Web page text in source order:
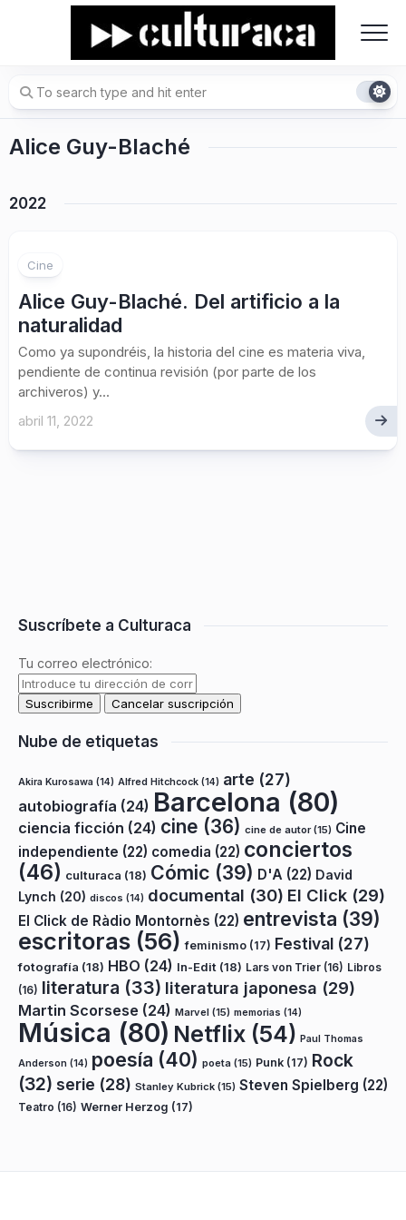
Alice Guy-Blaché
2022
Cine
Alice Guy-Blaché. Del artificio a la
naturalidad
Como ya supondréis, la historia del cine es materia viva,
pendiente de continua revisión (por parte de los
archiveros) y...
abril 11, 2022
Suscríbete a Culturaca
Tu correo electrónico:
Nube de etiquetas
Akira Kurosawa (14) Alfred Hitchcock (14) arte (27)
autobiografía (24) Barcelona (80)
ciencia ficción (24) cine (36) cine de autor(15) Cine
independiente (22) comedia (22) conciertos
(46) culturaca (18) Cómic (39) D'A (22) David
Lynch (20) discos (14) documental (30) El Click (29)
El Click de Ràdio Montornès (22) entrevista (39)
escritoras (56) feminismo (17) Festival (27)
fotografía (18) HBO (24) In-Edit (18) Lars von Trier (16) Libros
(16) literatura (33) literatura japonesa (29)
Martin Scorsese (24) Marvel (15) memorias (14)
Música (80) Netflix (54) Paul Thomas
Anderson (14) poesía (40) poeta (15) Punk (17) Rock
(32) serie (28) Stanley Kubrick (15) Steven Spielberg (22)
Teatro (16) Werner Herzog (17)